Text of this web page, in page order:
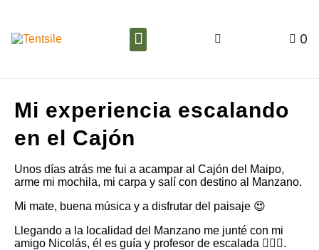
0
Mi experiencia escalando
en el Cajón
Unos días atrás me fui a acampar al Cajón del Maipo,
arme mi mochila, mi carpa y salí con destino al Manzano.
Mi mate, buena música y a disfrutar del paisaje 😍
Llegando a la localidad del Manzano me junté con mi
amigo Nicolás, él es guía y profesor de escalada 🧗🏼‍♂️.